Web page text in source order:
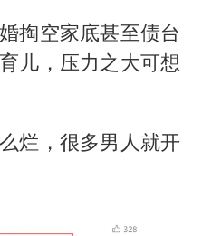
掏空家底甚至债台
儿，压力之大可想
烂，很多男人就开